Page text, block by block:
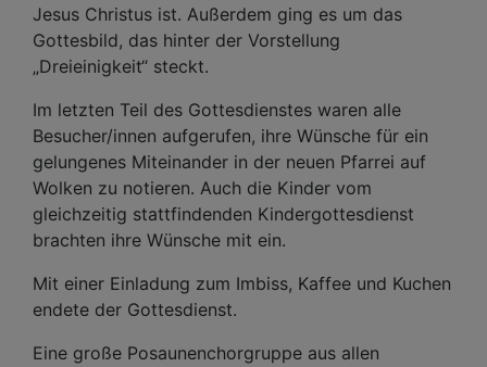
Jesus Christus ist. Außerdem ging es um das
Gottesbild, das hinter der Vorstellung
„Dreieinigkeit“ steckt.
Im letzten Teil des Gottesdienstes waren alle
Besucher/innen aufgerufen, ihre Wünsche für ein
gelungenes Miteinander in der neuen Pfarrei auf
Wolken zu notieren. Auch die Kinder vom
gleichzeitig stattfindenden Kindergottesdienst
brachten ihre Wünsche mit ein.
Mit einer Einladung zum Imbiss, Kaffee und Kuchen
endete der Gottesdienst.
Eine große Posaunenchorgruppe aus allen